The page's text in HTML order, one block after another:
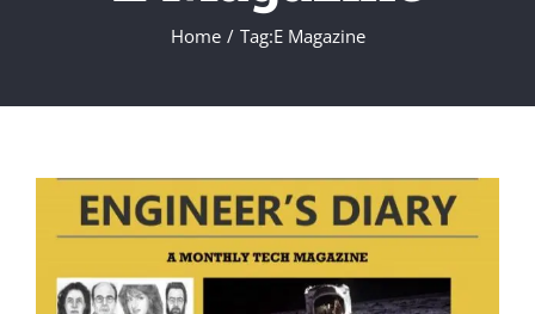
Home Tag:E Magazine